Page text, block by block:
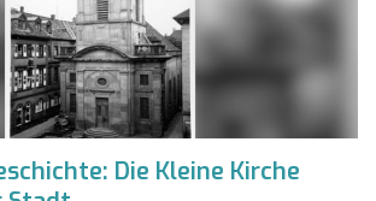
Die Kleine Kirche